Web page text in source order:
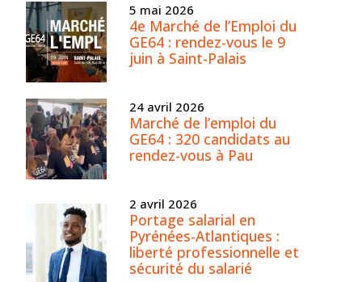
5 mai 2026
4e Marché de l’Emploi du
GE64 : rendez-vous le 9
juin à Saint-Palais
24 avril 2026
Marché de l’emploi du
GE64 : 320 candidats au
rendez-vous à Pau
2 avril 2026
Portage salarial en
Pyrénées-Atlantiques :
liberté professionnelle et
sécurité du salarié